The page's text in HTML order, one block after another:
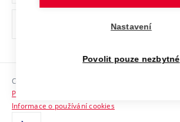
odkaz)
Sociální bezpečí
HR Award
Copyright © 2026 VUT
Prohlášení o přístupnosti
Informace o používání cookies
Nastavení
Povolit pouze nezbytné